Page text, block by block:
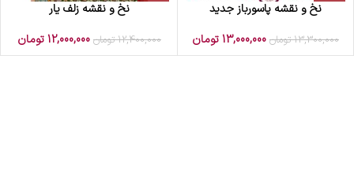
نخ و نقشه پاسورباز جدید
13,300,000 تومان 13,000,000تومان
نخ و نقشه زلف یار
12,400,000 تومان 12,000,000تومان